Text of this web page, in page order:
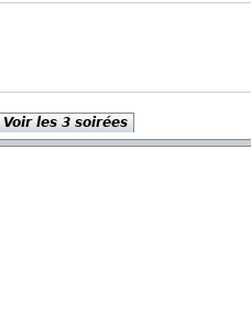
Voir les 3 soirées